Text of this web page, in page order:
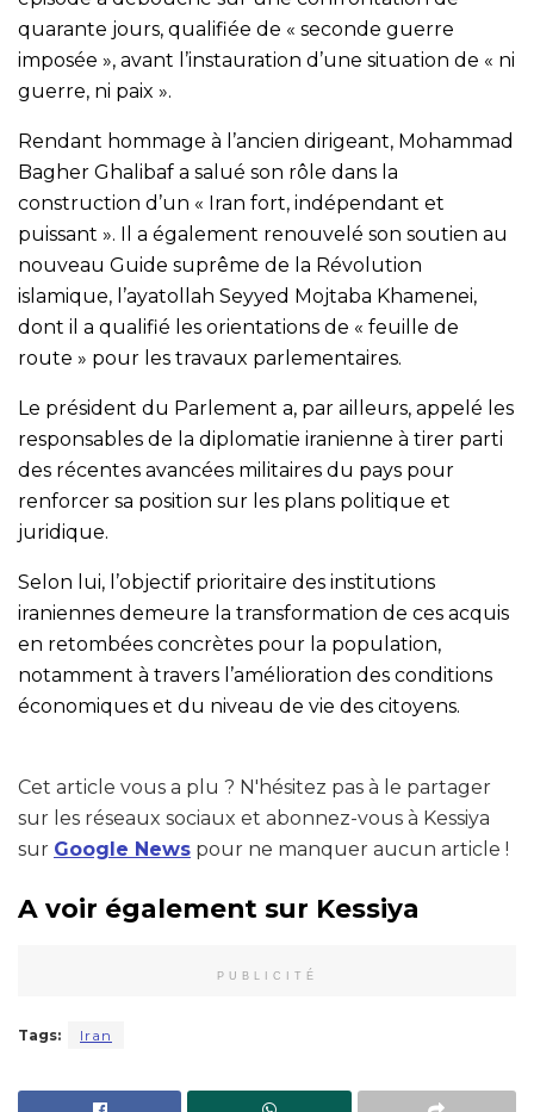
quarante jours, qualifiée de « seconde guerre
imposée », avant l’instauration d’une situation de « ni
guerre, ni paix ».
Rendant hommage à l’ancien dirigeant, Mohammad
Bagher Ghalibaf a salué son rôle dans la
construction d’un « Iran fort, indépendant et
puissant ». Il a également renouvelé son soutien au
nouveau Guide suprême de la Révolution
islamique, l’ayatollah Seyyed Mojtaba Khamenei,
dont il a qualifié les orientations de « feuille de
route » pour les travaux parlementaires.
Le président du Parlement a, par ailleurs, appelé les
responsables de la diplomatie iranienne à tirer parti
des récentes avancées militaires du pays pour
renforcer sa position sur les plans politique et
juridique.
Selon lui, l’objectif prioritaire des institutions
iraniennes demeure la transformation de ces acquis
en retombées concrètes pour la population,
notamment à travers l’amélioration des conditions
économiques et du niveau de vie des citoyens.
Cet article vous a plu ? N'hésitez pas à le partager
sur les réseaux sociaux et abonnez-vous à Kessiya
sur Google News pour ne manquer aucun article !
A voir également sur Kessiya
PUBLICITÉ
Tags: Iran